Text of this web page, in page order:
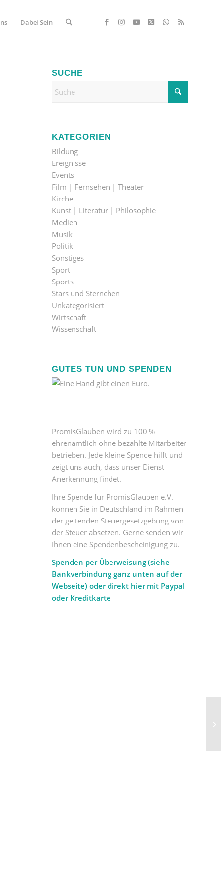
Dabei Sein
SUCHE
KATEGORIEN
Bildung
Ereignisse
Events
Film | Fernsehen | Theater
Kirche
Kunst | Literatur | Philosophie
Medien
Musik
Politik
Sonstiges
Sport
Sports
Stars und Sternchen
Unkategorisiert
Wirtschaft
Wissenschaft
GUTES TUN UND SPENDEN
PromisGlauben wird zu 100 %
ehrenamtlich ohne bezahlte Mitarbeiter
betrieben. Jede kleine Spende hilft und
zeigt uns auch, dass unser Dienst
Anerkennung findet.
Ihre Spende für PromisGlauben e.V.
können Sie in Deutschland im Rahmen
der geltenden Steuergesetzgebung von
der Steuer absetzen. Gerne senden wir
Ihnen eine Spendenbescheinigung zu.
Spenden per Überweisung (siehe
Bankverbindung ganz unten auf der
Webseite) oder direkt hier mit Paypal
oder Kreditkarte